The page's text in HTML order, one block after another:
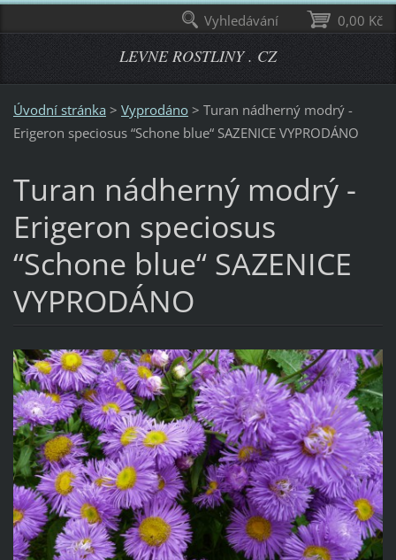
LEVNE ROSTLINY . CZ
Úvodní stránka > Vyprodáno > Turan nádherný modrý -
Erigeron speciosus “Schone blue“ SAZENICE VYPRODÁNO
Turan nádherný modrý -
Erigeron speciosus
“Schone blue“ SAZENICE
VYPRODÁNO
0,00 Kč
Vyhledávání